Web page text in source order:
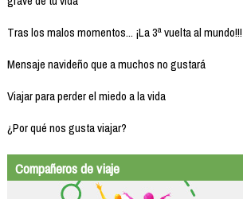
Tras los malos momentos... ¡La 3ª vuelta al mundo!!!
Mensaje navideño que a muchos no gustará
Viajar para perder el miedo a la vida
¿Por qué nos gusta viajar?
Compañeros de viaje